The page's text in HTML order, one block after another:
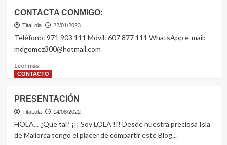
CONTACTA CONMIGO:
TitaLola 22/01/2023
Teléfono: 971 903 111 Móvil: 607 877 111 WhatsApp e-mail:
mdgomez300@hotmail.com
Leer másLeer
más
CONTACTA
CONMIGO:
CONTACTO
PRESENTACIÓN
TitaLola 14/08/2022
HOLA... ¿Que tal? ¡¡¡ Soy LOLA !!! Desde nuestra preciosa Isla
de Mallorca tengo el placer de compartir este Blog...